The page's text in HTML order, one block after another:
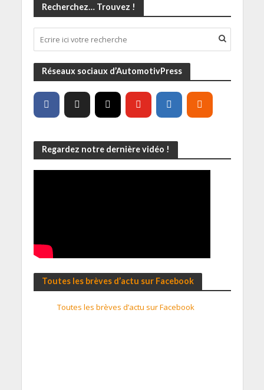
Recherchez… Trouvez !
Réseaux sociaux d’AutomotivPress
Regardez notre dernière vidéo !
Toutes les brèves d’actu sur Facebook
Toutes les brèves d’actu sur Facebook